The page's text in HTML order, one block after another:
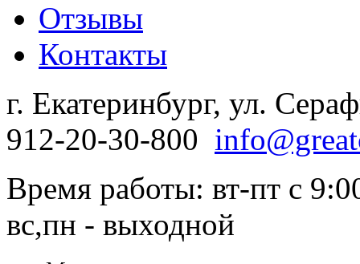
Отзывы
Контакты
г. Екатеринбург, ул.
912-20-30-800
Время работы: вт-пт с
вс,пн - выходной